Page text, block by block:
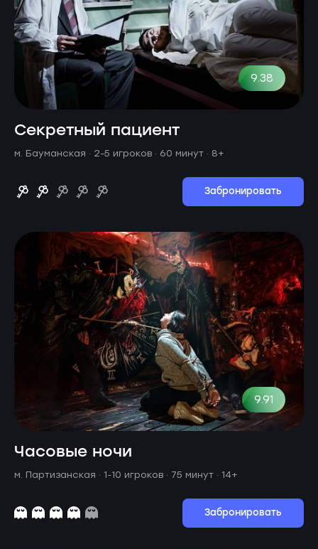
9.38
Секретный пациент
м. Бауманская · 2-5 игроков · 60 минут · 8+
Забронировать
9.91
Часовые ночи
м. Партизанская · 1-10 игроков · 75 минут · 14+
Забронировать